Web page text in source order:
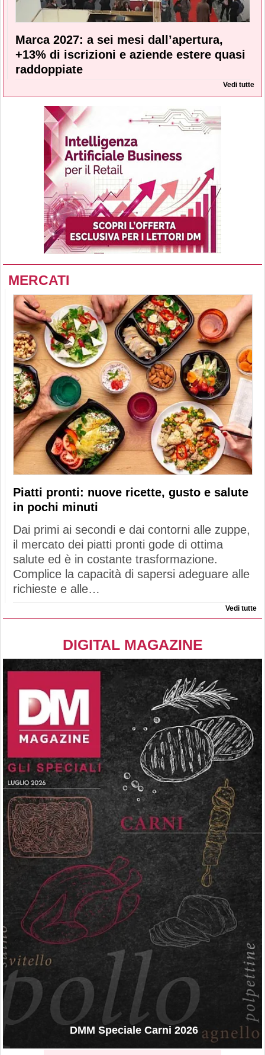
Marca 2027: a sei mesi dall’apertura,
+13% di iscrizioni e aziende estere quasi
raddoppiate
Vedi tutte
MERCATI
Piatti pronti: nuove ricette, gusto e salute
in pochi minuti
Dai primi ai secondi e dai contorni alle zuppe,
il mercato dei piatti pronti gode di ottima
salute ed è in costante trasformazione.
Complice la capacità di sapersi adeguare alle
richieste e alle…
Vedi tutte
DIGITAL MAGAZINE
DMM Speciale Carni 2026